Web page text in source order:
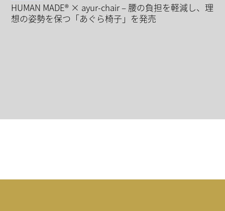
HUMAN MADE® × ayur-chair – 腰の負担を軽減し、
理想の姿勢を保つ「あぐら椅子」を発売